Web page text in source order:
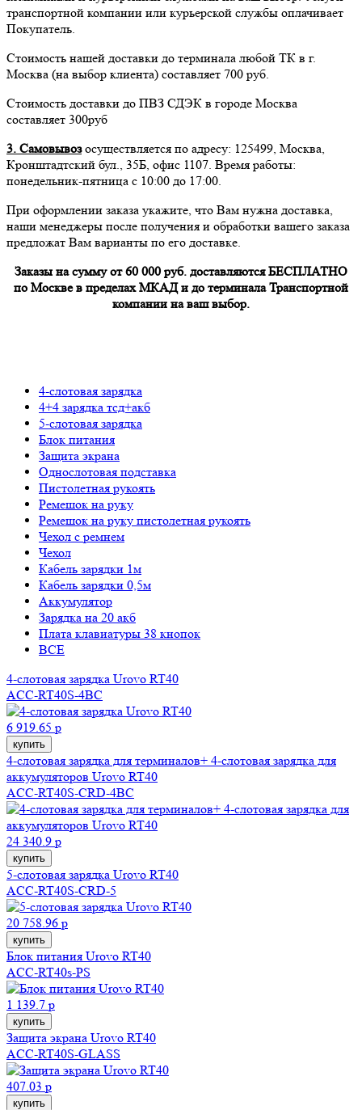
транспортной компании или курьерской службы оплачивает
Покупатель.
Стоимость нашей доставки до терминала любой ТК в г.
Москва (на выбор клиента) составляет 700 руб.
Стоимость доставки до ПВЗ СДЭК в городе Москва
составляет 300руб
3. Самовывозосуществляется по адресу: 125499, Москва,
Кронштадтский бул., 35Б, офис 1107. Время работы:
понедельник-пятница с 10:00 до 17:00.
При оформлении заказа укажите, что Вам нужна доставка,
наши менеджеры после получения и обработки вашего заказа
предложат Вам варианты по его доставке.
Заказы на сумму от 60 000 руб. доставляются БЕСПЛАТНО
по Москве в пределах МКАД и до терминала Транспортной
компании на ваш выбор.
4-слотовая зарядка
4+4 зарядка тсд+акб
5-слотовая зарядка
Блок питания
Защита экрана
Однослотовая подставка
Пистолетная рукоять
Ремешок на руку
Ремешок на руку пистолетная рукоять
Чехол с ремнем
Чехол
Кабель зарядки 1м
Кабель зарядки 0,5м
Аккумулятор
Зарядка на 20 акб
Плата клавиатуры 38 кнопок
ВСЕ
4-слотовая зарядка Urovo RT40
ACC-RT40S-4BC
6 919.65 р
купить
4-слотовая зарядка для терминалов+ 4-слотовая зарядка для
аккумуляторов Urovo RT40
ACC-RT40S-CRD-4BC
24 340.9 р
купить
5-слотовая зарядка Urovo RT40
ACC-RT40S-CRD-5
20 758.96 р
купить
Блок питания Urovo RT40
ACC-RT40s-PS
1 139.7 р
купить
Защита экрана Urovo RT40
ACC-RT40S-GLASS
407.03 р
купить